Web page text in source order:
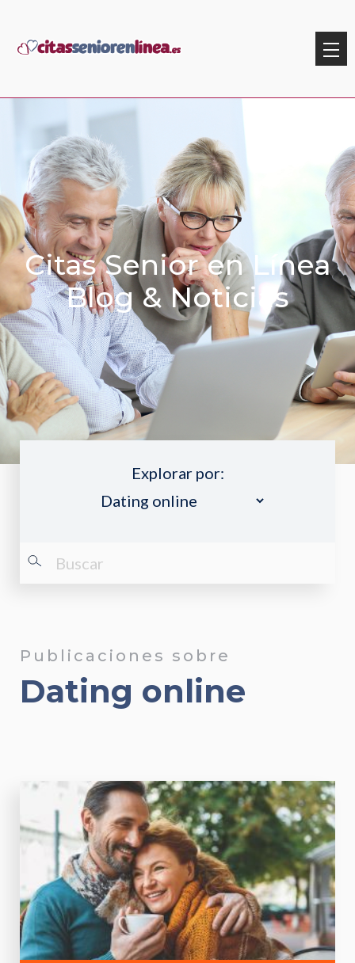
Citas Senior en Línea
Blog & Noticias
Explorar por:
Publicaciones sobre
Dating online